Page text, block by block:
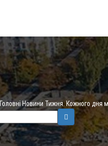
Головні Новини Тижня. Кожного дня